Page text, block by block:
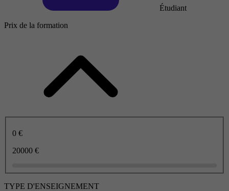
Étudiant
Prix de la formation
0 €
20000 €
TYPE D'ENSEIGNEMENT